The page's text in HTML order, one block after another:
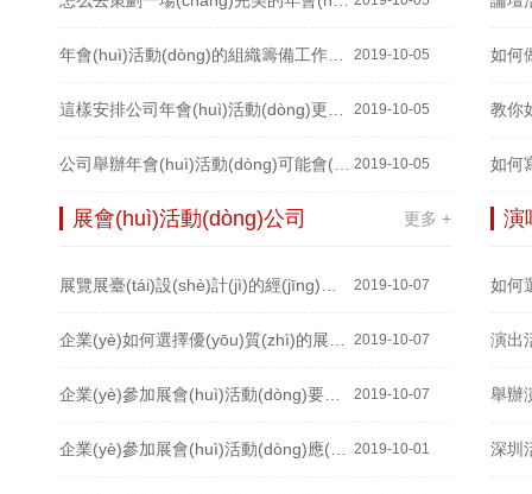
2019-10-05
2019-10-05
2019-10-05
展會(huì)活動(dòng)公司 更多 +
2019-10-07
2019-10-07
2019-10-07
2019-10-01
演